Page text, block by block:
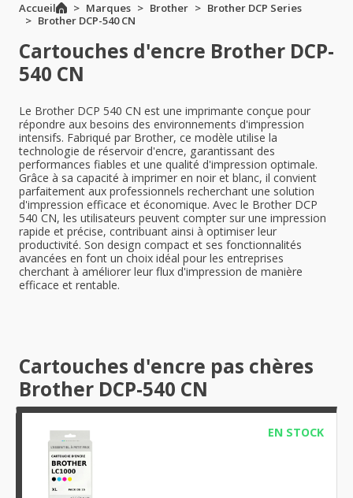
Accueil Marques Brother
Brother DCP Series
Brother DCP-540 CN
Cartouches d'encre Brother DCP-
540 CN
Le Brother DCP 540 CN est une imprimante conçue pour
répondre aux besoins des environnements d'impression
intensifs. Fabriqué par Brother, ce modèle utilise la
technologie de réservoir d'encre, garantissant des
performances fiables et une qualité d'impression optimale.
Grâce à sa capacité à imprimer en noir et blanc, il convient
parfaitement aux professionnels recherchant une solution
d'impression efficace et économique. Avec le Brother DCP
540 CN, les utilisateurs peuvent compter sur une impression
rapide et précise, contribuant ainsi à optimiser leur
productivité. Son design compact et ses fonctionnalités
avancées en font un choix idéal pour les entreprises
cherchant à améliorer leur flux d'impression de manière
efficace et rentable.
Cartouches d'encre pas chères
Brother DCP-540 CN
EN STOCK